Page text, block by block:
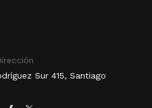
Sur 415, Santiago